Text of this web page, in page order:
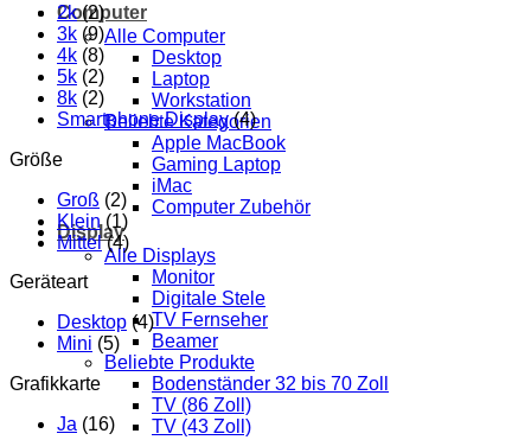
Computer
Alle Computer
Desktop
Laptop
Workstation
Beliebte Kategorien
Apple MacBook
Gaming Laptop
iMac
Computer Zubehör
Display
Alle Displays
Monitor
Digitale Stele
TV Fernseher
Beamer
Beliebte Produkte
Bodenständer 32 bis 70 Zoll
TV (86 Zoll)
TV (43 Zoll)
2k (2)
3k (9)
4k (8)
5k (2)
8k (2)
Smartphone Display (4)
Größe
Groß (2)
Klein (1)
Mittel (4)
Geräteart
Desktop (4)
Mini (5)
Grafikkarte
Ja (16)